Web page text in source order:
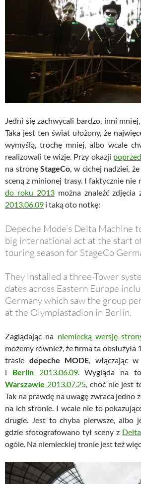
Jedni się zachwycali bardzo, inni
Taka jest ten świat ułożony, że
wymyślą, trochę mniej, albo wcale
realizowali te wizje. Przy okazji
na stronęStageCo , w cichej nadziei,
sceną z minionej trasy. I faktycznie nie
do roku 2013można znaleźć zdjęcia
2013.06.09 i taką oto notkę:
Depeche Mode’s Delta Machine
big international act at the start
touring season for StageCo
They installed a three-Tower
dates across Eastern Europe
Germany which saw the group
at the Olympiastadion in Berlin.
Zaglądając na niemiecką wersję
możemy również, że firma ta
trasie depeche MODE , włączając
i Berlin 2013.06.09. Wygląda na
Warszawie 2013.07.25 , choć nie jest
Tak na prawdę na uwagę zwraca jedno
na ich stronie. I wcale nie to
drugie. Jest to chyba pierwsze, albo
gdzie sfotografowano tył sceny z
ogóle. Na niemieckiej tronie jest też